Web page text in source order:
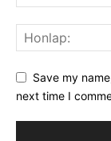
Save my
next time I